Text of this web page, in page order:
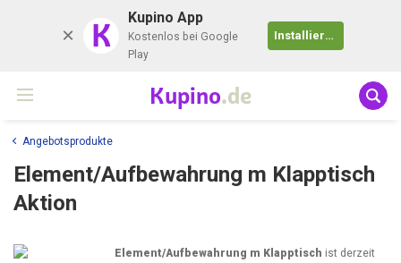
K Kupino App
Kostenlos bei Google
Play
Installieren
Kupino.de
Angebotsprodukte
Element/Aufbewahrung m Klapptisch
Aktion
Element/Aufbewahrung m Klapptisch ist derzeit